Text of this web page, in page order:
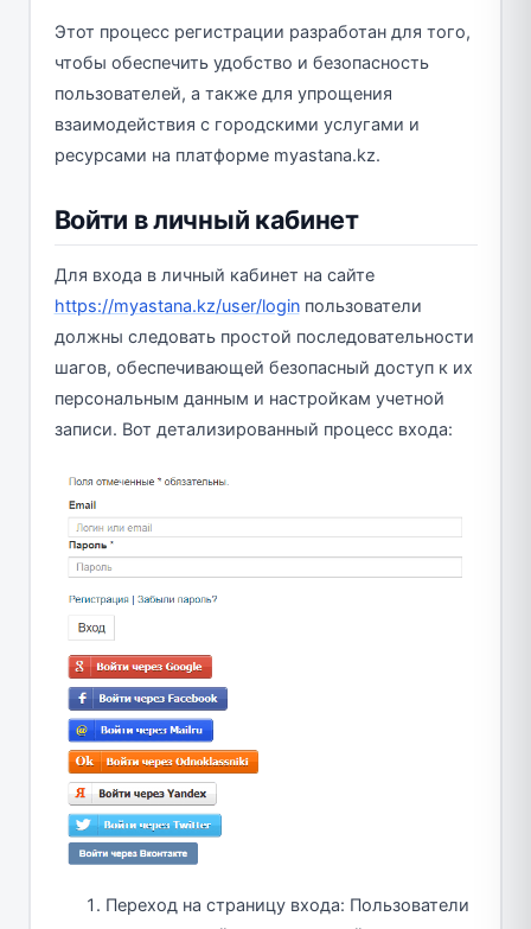
Этот процесс регистрации разработан для того,
чтобы обеспечить удобство и безопасность
пользователей, а также для упрощения
взаимодействия с городскими услугами и
ресурсами на платформе myastana.kz.
Войти в личный кабинет
Для входа в личный кабинет на сайте
https://myastana.kz/user/loginпользователи
должны следовать простой последовательности
шагов, обеспечивающей безопасный доступ к их
персональным данным и настройкам учетной
записи. Вот детализированный процесс входа:
Переход на страницу входа: Пользователи